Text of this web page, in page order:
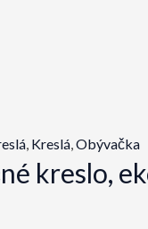
, Kreslá,Obývačka
kreslo,